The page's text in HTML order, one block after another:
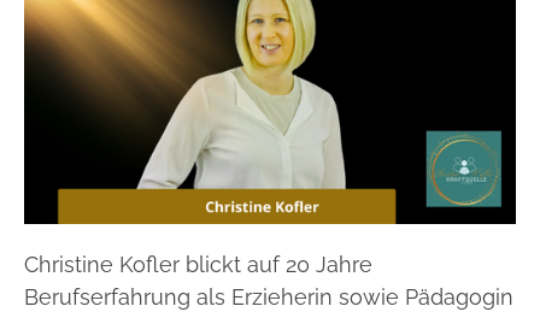
Christine Kofler blickt auf 20 Jahre
Berufserfahrung als Erzieherin sowie Pädagogin